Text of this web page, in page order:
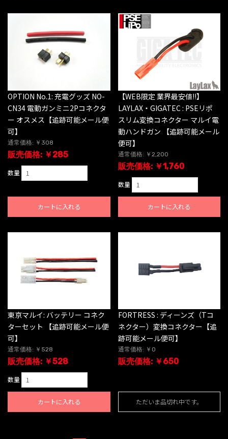
OPTION No.1: 充電グッズ NO-
CN34 電動ガンミニ2Pコネクタ
ー オスメス【追跡可能メール便
可】
通常価格: ￥308
販売価格: ￥285
数量
カートに入れる
【WEB限定 業界最安値!!】
LAYLAX・GIGATEC : PSEリポ
スリム変換コネクター マルイ電
動ハンドガン 【追跡可能メール
便可】
通常価格: ￥2,200
販売価格: ￥1,760
数量
カートに入れる
東京マルイ: バッテリー コネク
ターセット 【追跡可能メール便
可】
通常価格: ￥528
販売価格: ￥528
数量
カートに入れる
FORTRESS : ディーンズ（Tコ
ネクター）変換コネクター【追
跡可能メール便可】
通常価格: ￥0
販売価格: ￥650
ただいま品切れ中です。